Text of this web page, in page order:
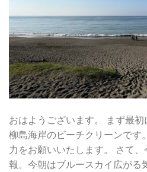
おはようございます。 まず最初
柳島海岸のビーチクリーンです
力をお願いいたします。 さて
報。今朝はブルースカイ広がる